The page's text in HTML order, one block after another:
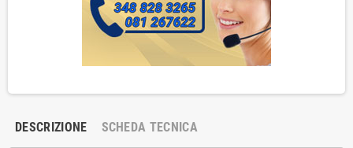
DESCRIZIONE SCHEDA TECNICA